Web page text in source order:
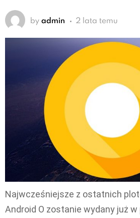
by admin 2 lata temu
Najwcześniejsze z ostatnich
Android O zostanie wydany już